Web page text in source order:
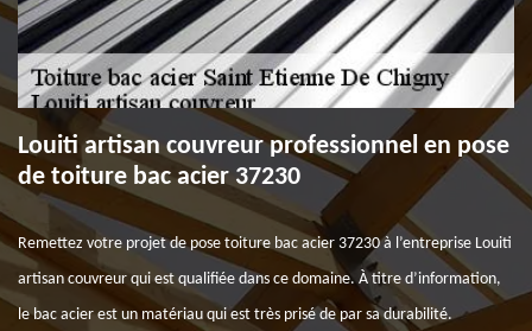
Louiti artisan couvreur professionnel en pose
de toiture bac acier 37230
Remettez votre projet de pose toiture bac acier 37230 à l’entreprise Louiti
artisan couvreur qui est qualifiée dans ce domaine. À titre d’information,
le bac acier est un matériau qui est très prisé de par sa durabilité.